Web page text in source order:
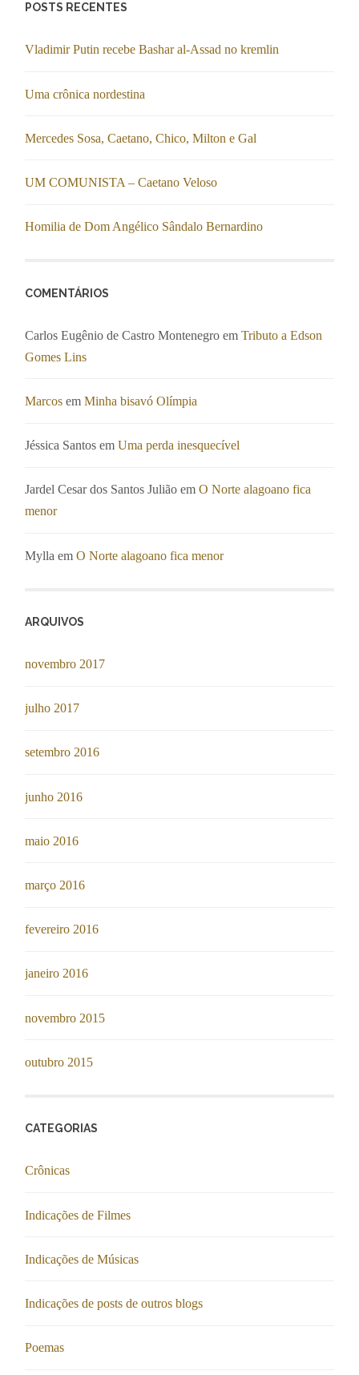
POSTS RECENTES
Vladimir Putin recebe Bashar al-Assad no kremlin
Uma crônica nordestina
Mercedes Sosa, Caetano, Chico, Milton e Gal
UM COMUNISTA – Caetano Veloso
Homilia de Dom Angélico Sândalo Bernardino
COMENTÁRIOS
Carlos Eugênio de Castro Montenegro emTributo a Edson
Gomes Lins
Marcos emMinha bisavó Olímpia
Jéssica Santos emUma perda inesquecível
Jardel Cesar dos Santos Julião emO Norte alagoano fica
menor
Mylla emO Norte alagoano fica menor
ARQUIVOS
novembro 2017
julho 2017
setembro 2016
junho 2016
maio 2016
março 2016
fevereiro 2016
janeiro 2016
novembro 2015
outubro 2015
CATEGORIAS
Crônicas
Indicações de Filmes
Indicações de Músicas
Indicações de posts de outros blogs
Poemas